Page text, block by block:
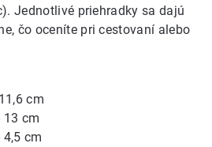
Jednotlivé priehradky sa dajú
čo oceníte pri cestovaní alebo
cm
13 cm
cm